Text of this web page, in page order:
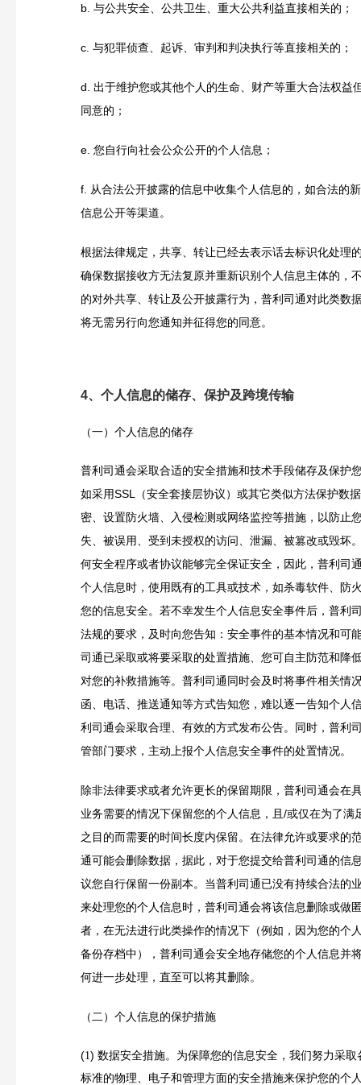
b. 与公共安全、公共卫生、重大公共利益直接相关的；
c. 与犯罪侦查、起诉、审判和判决执行等直接相关的；
d. 出于维护您或其他个人的生命、财产等重大合法权益
同意的；
e. 您自行向社会公众公开的个人信息；
f.
从合法公开披露的信息中收集个人信息的，如合法的
信息公开等渠道。
根据法律规定，共享、转让已经去表示话去标识化处理
确保数据接收方无法复原并重新识别个人信息主体的，
的对外共享、转让及公开披露行为，普利司通对此类数
将无需另行向您通知并征得您的同意。
4、个人信息的储存、保护及跨境传输
（一）个人信息的储存
普利司通会采取合适的安全措施和技术手段储存及保护
如采用SSL（安全套接层协议）或其它类似方法保护数
密、设置防火墙、入侵检测或网络监控等措施，以防止
失、被误用、受到未授权的访问、泄漏、被篡改或毁坏
何安全程序或者协议能够完全保证安全，因此，普利司
个人信息时，使用既有的工具或技术，如杀毒软件、防
您的信息安全。若不幸发生个人信息安全事件后，普利
法规的要求，及时向您告知：安全事件的基本情况和可
司通已采取或将要采取的处置措施、您可自主防范和降
对您的补救措施等。普利司通同时会及时将事件相关情
函、电话、推送通知等方式告知您，难以逐一告知个人
利司通会采取合理、有效的方式发布公告。同时，普利
管部门要求，主动上报个人信息安全事件的处置情况。
除非法律要求或者允许更长的保留期限，普利司通会在
业务需要的情况下保留您的个人信息，且/或仅在为了满
之目的而需要的时间长度内保留。在法律允许或要求的
通可能会删除数据，据此，对于您提交给普利司通的信
议您自行保留一份副本。当普利司通已没有持续合法的
来处理您的个人信息时，普利司通会将该信息删除或做
者，在无法进行此类操作的情况下（例如，因为您的个
备份存档中），普利司通会安全地存储您的个人信息并
何进一步处理，直至可以将其删除。
（二）个人信息的保护措施
(1) 数据安全措施。为保障您的信息安全，我们努力采取
标准的物理、电子和管理方面的安全措施来保护您的个